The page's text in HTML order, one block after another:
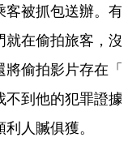
客被抓包送辦。有
就在偷拍旅客，沒
將偷拍影片存在「
不到他的犯罪證據
人贓俱獲。